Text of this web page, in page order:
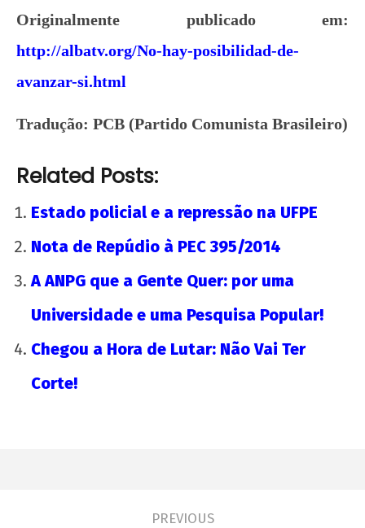
Originalmente publicado em:
http://albatv.org/No-hay-posibilidad-de-
avanzar-si.html
Tradução: PCB (Partido Comunista Brasileiro)
Related Posts:
Estado policial e a repressão na UFPE
Nota de Repúdio à PEC 395/2014
A ANPG que a Gente Quer: por uma
Universidade e uma Pesquisa Popular!
Chegou a Hora de Lutar: Não Vai Ter
Corte!
PREVIOUS